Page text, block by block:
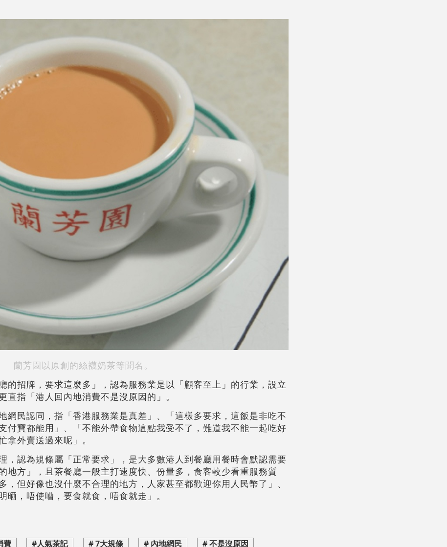
蘭芳園以原創的絲襪奶茶等聞名。
的招牌，要求這麼多」，認為服務業是以「顧客至上」的行業，設立
直指「港人回內地消費不是沒原因的」。
網民認同，指「香港服務業是真差」、「這樣多要求，這飯是非吃不
付寶都能用」、「不能外帶食物這點我受不了，難道我不能一起吃好
拿外賣送過來呢」。
，認為規條屬「正常要求」，是大多數港人到餐廳用餐時會默認需要
地方」，且茶餐廳一般主打速度快、份量多，食客較少看重服務質
，但好像也沒什麼不合理的地方，人家甚至都歡迎你用人民幣了」、
晒，唔使嘈，要食就食，唔食就走」。
費 #人氣茶記 # 7大規條 # 內地網民 # 不是沒原因